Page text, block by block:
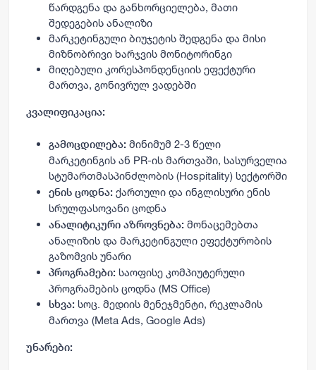
წარდგენა და განხორციელება, მათი
შედეგების ანალიზი
მარკეტინგული ბიუჯეტის შედგენა და მისი
მიზნობრივი ხარჯვის მონიტორინგი
მიღებული კორესპონდენციის ეფექტური
მართვა, გონივრულ ვადებში
კვალიფიკაცია:
გამოცდილება: მინიმუმ 2-3 წელი
მარკეტინგის ან PR-ის მართვაში, სასურველია
სტუმართმასპინძლობის (Hospitality) სექტორში
ენის ცოდნა: ქართული და ინგლისური ენის
სრულფასოვანი ცოდნა
ანალიტიკური აზროვნება: მონაცემებთა
ანალიზის და მარკეტინგული ეფექტურობის
გაზომვის უნარი
პროგრამები: საოფისე კომპიუტერული
პროგრამების ცოდნა (MS Office)
სხვა: სოც. მედიის მენეჯმენტი, რეკლამის
მართვა (Meta Ads, Google Ads)
უნარები: